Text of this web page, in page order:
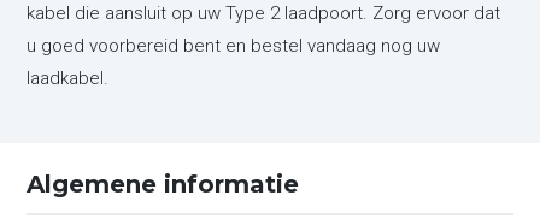
kabel die aansluit op uw Type 2 laadpoort. Zorg ervoor dat
u goed voorbereid bent en bestel vandaag nog uw
laadkabel.
Algemene informatie